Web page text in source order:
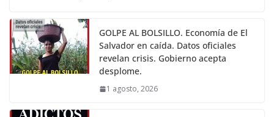
GOLPE AL BOLSILLO. Economía de El
Salvador en caída. Datos oficiales
revelan crisis. Gobierno acepta
desplome.
1 agosto, 2026